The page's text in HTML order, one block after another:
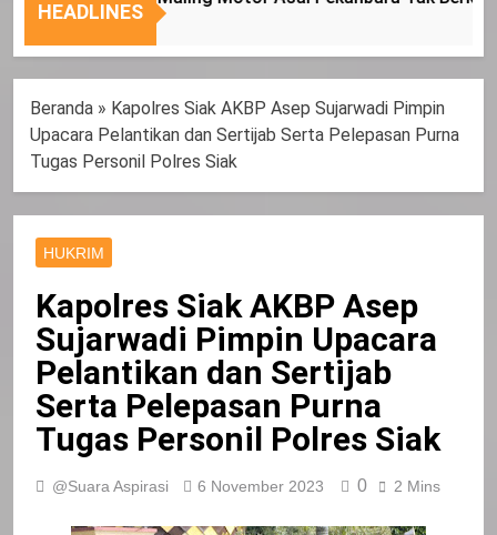
Nasional
Tepat
HEADLINES
Beranda » Kapolres Siak AKBP Asep Sujarwadi Pimpin
Upacara Pelantikan dan Sertijab Serta Pelepasan Purna
Tugas Personil Polres Siak
HUKRIM
Kapolres Siak AKBP Asep
Sujarwadi Pimpin Upacara
Pelantikan dan Sertijab
Serta Pelepasan Purna
Tugas Personil Polres Siak
@Suara Aspirasi 6 November 2023 0 2 Mins